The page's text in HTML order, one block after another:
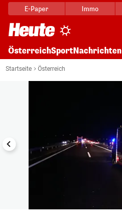
E-Paper Immo
ÖsterreichSportNachrichten
Startseite Österreich
1/6